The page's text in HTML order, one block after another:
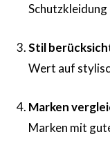
Stil
Wert auf
Marken
Marken mit